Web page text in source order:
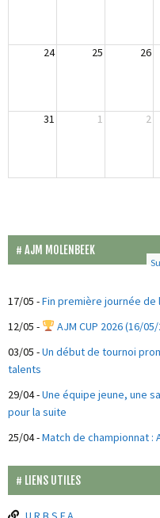
24 25 26
31 1 2
AJM MOLENBEEK
17/05 -Fin première journée de
12/05 -
AJM CUP 2026 (16/
03/05 -Un début de tournoi
talents
29/04-Une équipe jeune, une
pour la suite
25/04-Match de championnat :
LIENS UTILES